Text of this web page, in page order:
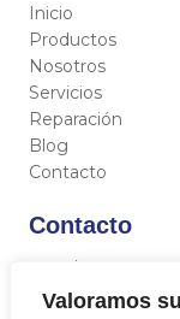
Valoramos
Inicio
Productos
Nosotros
Servicios
Reparación
Blog
Contacto
Contacto
C/ Miguel
(Valencia)